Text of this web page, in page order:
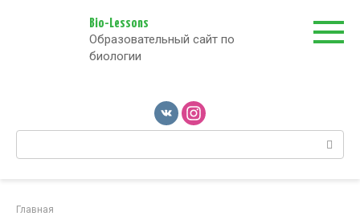
Bio-Lessons
Образовательный сайт по
биологии
Поиск:
Главная